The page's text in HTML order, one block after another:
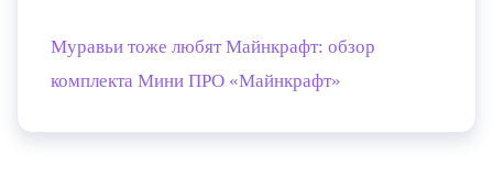
Муравьи тоже любят Майнкрафт: обзор
комплекта Мини ПРО «Майнкрафт»